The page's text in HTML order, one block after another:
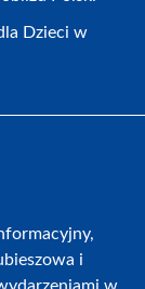
Dzieci w
i